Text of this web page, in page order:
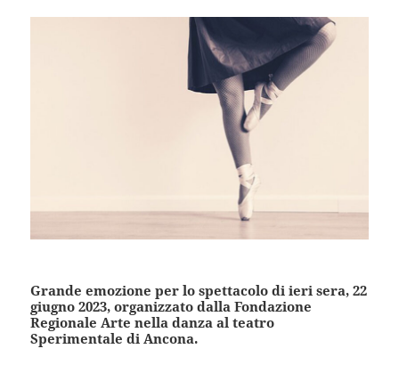
Grande emozione per lo spettacolo di ieri sera, 22
giugno 2023, organizzato dalla Fondazione
Regionale Arte nella danza al teatro
Sperimentale di Ancona.